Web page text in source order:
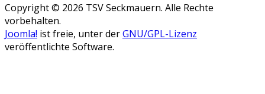
Copyright © 2026 TSV Seckmauern. Alle Rechte
vorbehalten.
Joomla! ist freie, unter derGNU/GPL-Lizenz
veröffentlichte Software.